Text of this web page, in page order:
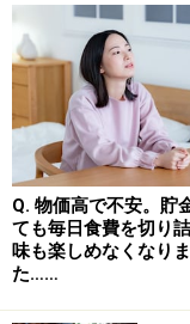
そのポッカリ感の
では、先に出し
す。
1．アパシー（五月
受験を終えた学生
Q. 物価高で不安。貯
ても毎日食費を切り
味も楽しめなくなり
た……